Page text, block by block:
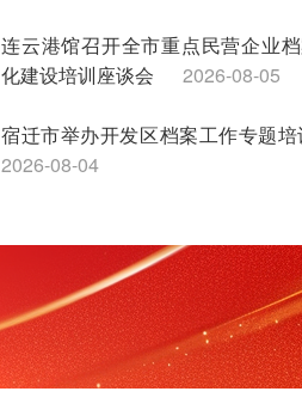
连云港馆召开全市重点民营企业
化建设培训座谈会
2026-08-05
宿迁市举办开发区档案工作专题
2026-08-04
新就业群体子女暑期生活
2026-
“泰有感”实境思政课堂：让青少年
触摸家乡发展脉搏
2026-08-03